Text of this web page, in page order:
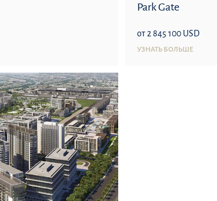
Park Gate
от 2 845 100 USD
УЗНАТЬ БОЛЬШЕ